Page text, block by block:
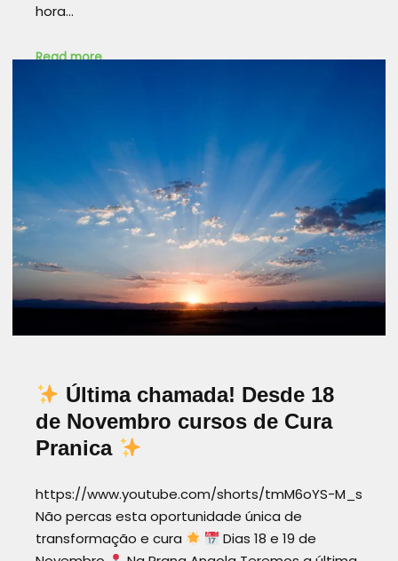
hora…
Read more
CRESCIMENTOESPIRITUAL
CURA
CURAEMOCIONAL
CURAENERGÉTICA
DESENVOLVIMENTOPESSOAL
HEALINGJOURNEY
INTELIGENCIASPIRITUAL
LIVROSQUEINSPIRAM
MULHERESQUEINSPIRAM
PRANA
PRANICHEALING
Última chamada! Desde 18
de Novembro cursos de Cura
Pranica
https://www.youtube.com/shorts/tmM6oYS-M_s
Não percas esta oportunidade única de
transformação e cura
Dias 18 e 19 de